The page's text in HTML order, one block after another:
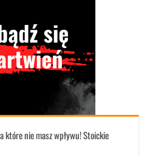
które nie masz wpływu! Stoickie